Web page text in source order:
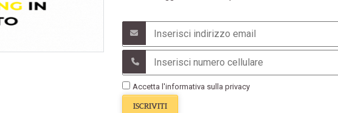
Accetta l'informativa sulla privacy
ISCRIVITI